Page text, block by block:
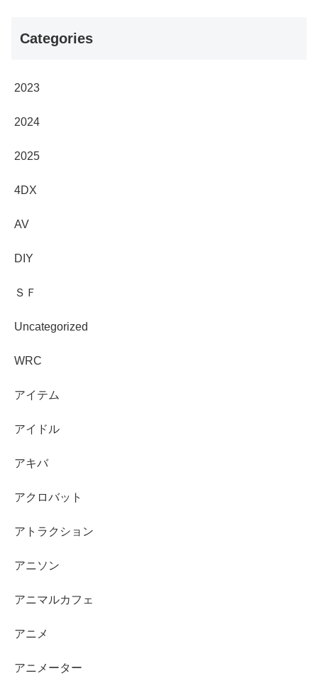
Categories
2023
2024
2025
4DX
AV
DIY
ＳＦ
Uncategorized
WRC
アイテム
アイドル
アキバ
アクロバット
アトラクション
アニソン
アニマルカフェ
アニメ
アニメーター